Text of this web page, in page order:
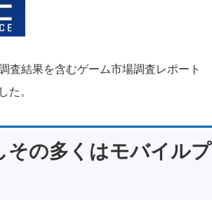
査結果を含むゲーム市場調査レポート
た。
その多くはモバイルプ